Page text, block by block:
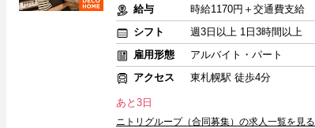
給与
時給1170円＋交通費支給
シフト
週3日以上 1日3時間以上
雇用形態
アルバイト・パート
アクセス
東札幌駅 徒歩4分
あと3日
ニトリグループ（合同募集）の求人一覧を見る